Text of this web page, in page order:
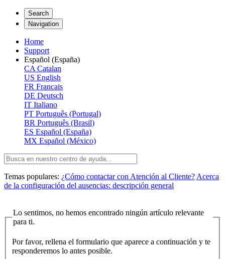
Search
Navigation
Home
Support
Español (España)
CA Catalan
US English
FR Français
DE Deutsch
IT Italiano
PT Português (Portugal)
BR Português (Brasil)
ES Español (España)
MX Español (México)
Temas populares: ¿Cómo contactar con Atención al Cliente? Acerca
de la configuración del ausencias: descripción general
Lo sentimos, no hemos encontrado ningún artículo relevante
para ti.
Por favor, rellena el formulario que aparece a continuación y te
responderemos lo antes posible.